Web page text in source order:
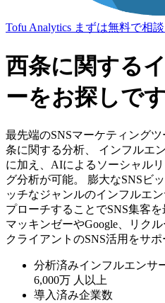
Tofu Analytics まずは無料で相
西条に関する
ーをお探しで
最先端のSNSマーケティング
条に関する分析、 インフルエ
に加え、AIによるソーシャル
グ分析が可能。 膨大なSNSビ
ッチなジャンルのインフルエ
プローチすることでSNS集客
マッキンゼーやGoogle、リク
クライアントのSNS活用をサポ
分析済みインフルエンサ
6,000万 人以上
導入済み企業数